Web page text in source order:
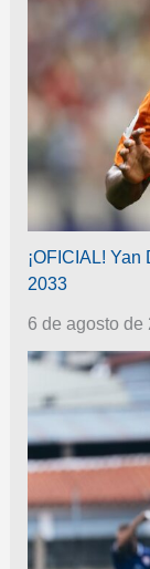
¡OFICIAL!
2033
6 de agosto de